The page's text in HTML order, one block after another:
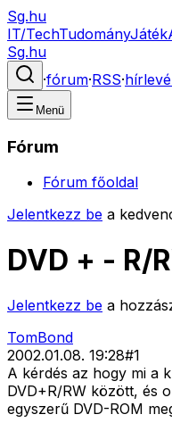
Sg.hu
IT/TechTudományJáték
Sg.hu
·fórum·RSS·
Menü
Fórum
Fórum főoldal
Jelentkezz be a
DVD + - R/
Jelentkezz be a
TomBond
2002.01.08. 19:28#1
A kérdés az hogy mi a
DVD+R/RW között, és
egyszerű DVD-ROM